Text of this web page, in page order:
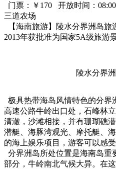
门票：￥170 开放时间：
三道农场
【海南旅游】陵水分界洲岛旅
2013年获批准为国家5A级旅游
陵水分界
极具热带海岛风情特色的分界
高速公路牛岭出口处，石峰林
清澈，沙滩相接，并有珊瑚礁
潜艇、海豚湾观光、摩托艇、
的海上娱乐项目，游客可以感
分界洲岛所处位置是海南岛重
部分，牛岭南北气候大异。在